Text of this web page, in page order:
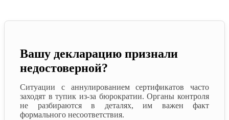
Вашу декларацию признали
недостоверной?
Ситуации с аннулированием сертификатов часто
заходят в тупик из-за бюрократии. Органы контроля
не разбираются в деталях, им важен факт
формального несоответствия.